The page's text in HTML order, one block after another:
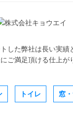
した弊社は長い実績
ご満足頂ける仕上が
トイレ 窓